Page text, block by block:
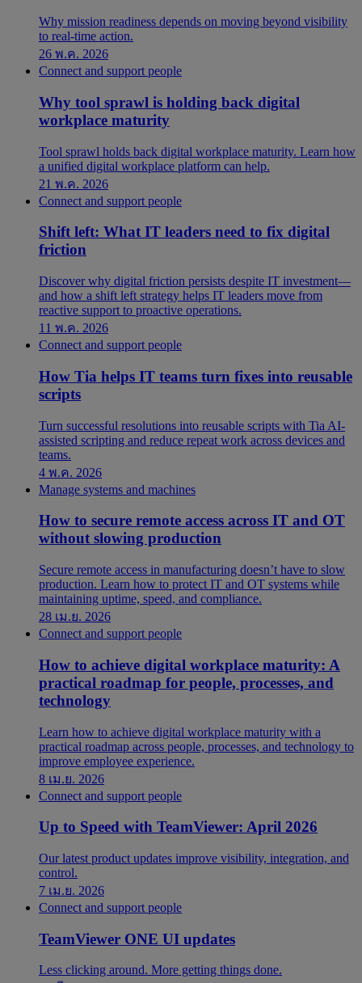
Why mission readiness depends on moving beyond visibility
to real-time action.
26 พ.ค. 2026
Connect and support people
Why tool sprawl is holding back digital
workplace maturity
Tool sprawl holds back digital workplace maturity. Learn how
a unified digital workplace platform can help.
21 พ.ค. 2026
Connect and support people
Shift left: What IT leaders need to fix digital
friction
Discover why digital friction persists despite IT investment—
and how a shift left strategy helps IT leaders move from
reactive support to proactive operations.
11 พ.ค. 2026
Connect and support people
How Tia helps IT teams turn fixes into reusable
scripts
Turn successful resolutions into reusable scripts with Tia AI-
assisted scripting and reduce repeat work across devices and
teams.
4 พ.ค. 2026
Manage systems and machines
How to secure remote access across IT and OT
without slowing production
Secure remote access in manufacturing doesn’t have to slow
production. Learn how to protect IT and OT systems while
maintaining uptime, speed, and compliance.
28 เม.ย. 2026
Connect and support people
How to achieve digital workplace maturity: A
practical roadmap for people, processes, and
technology
Learn how to achieve digital workplace maturity with a
practical roadmap across people, processes, and technology to
improve employee experience.
8 เม.ย. 2026
Connect and support people
Up to Speed with TeamViewer: April 2026
Our latest product updates improve visibility, integration, and
control.
7 เม.ย. 2026
Connect and support people
TeamViewer ONE UI updates
Less clicking around. More getting things done.